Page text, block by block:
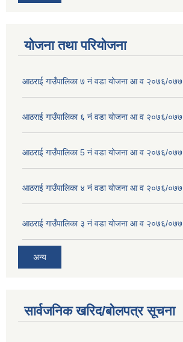
योजना तथा परियोजना
आठराई गाउँपालिका ७ नं वडा योजना आ व २०७६/०७७
आठराई गाउँपालिका ६ नं वडा योजना आ व २०७६/०७७
आठराई गाउँपालिका 5 नं वडा योजना आ व २०७६/०७७
आठराई गाउँपालिका ४ नं वडा योजना आ व २०७६/०७७
आठराई गाउँपालिका ३ नं वडा योजना आ व २०७६/०७७
अन्य
सार्वजनिक खरिद/बोलपत्र सूचना